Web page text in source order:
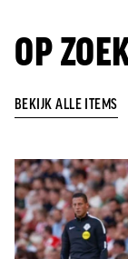
OP
BEKIJK ALLE ITEMS